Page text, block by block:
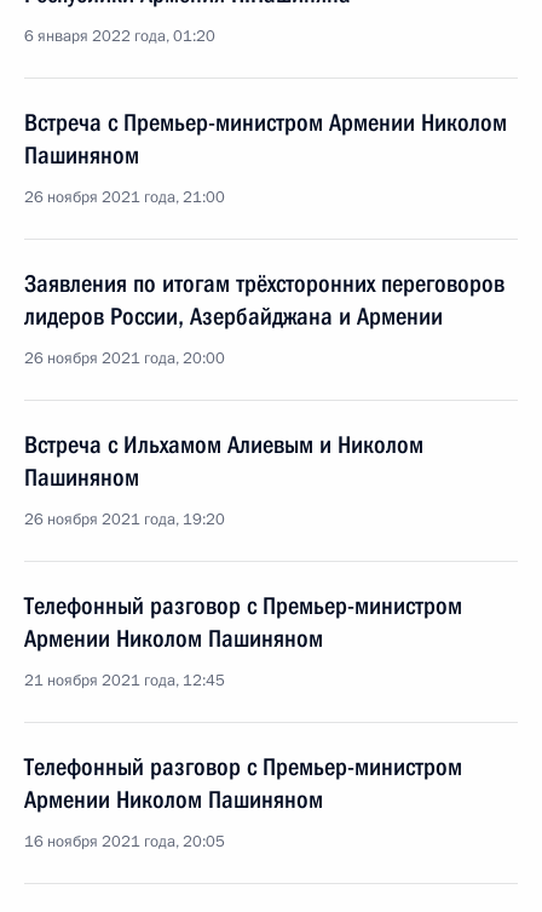
6 января 2022 года, 01:20
Встреча с Премьер-министром Армении Николом
Пашиняном
26 ноября 2021 года, 21:00
Заявления по итогам трёхсторонних переговоров
лидеров России, Азербайджана и Армении
26 ноября 2021 года, 20:00
Встреча с Ильхамом Алиевым и Николом
Пашиняном
26 ноября 2021 года, 19:20
Телефонный разговор с Премьер-министром
Армении Николом Пашиняном
21 ноября 2021 года, 12:45
Телефонный разговор с Премьер-министром
Армении Николом Пашиняном
16 ноября 2021 года, 20:05